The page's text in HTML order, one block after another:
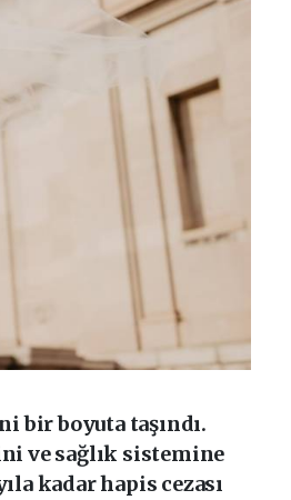
bir boyuta taşındı.
ve sağlık sistemine
kadar hapis cezası